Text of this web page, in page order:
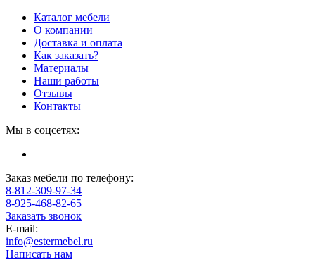
Каталог мебели
О компании
Доставка и оплата
Как заказать?
Материалы
Наши работы
Отзывы
Контакты
Мы в соцсетях:
Заказ мебели по телефону:
8-812-309-97-34
8-925-468-82-65
Заказать звонок
E-mail:
info@estermebel.ru
Написать нам